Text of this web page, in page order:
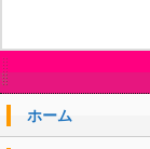
ホーム